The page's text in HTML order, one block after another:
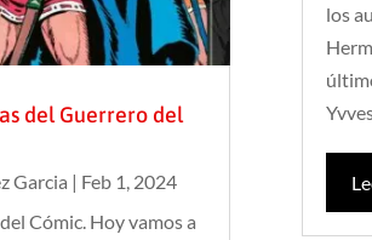
del Guerrero del
Garcia | Feb 1, 2024
Cómic. Hoy vamos a
los